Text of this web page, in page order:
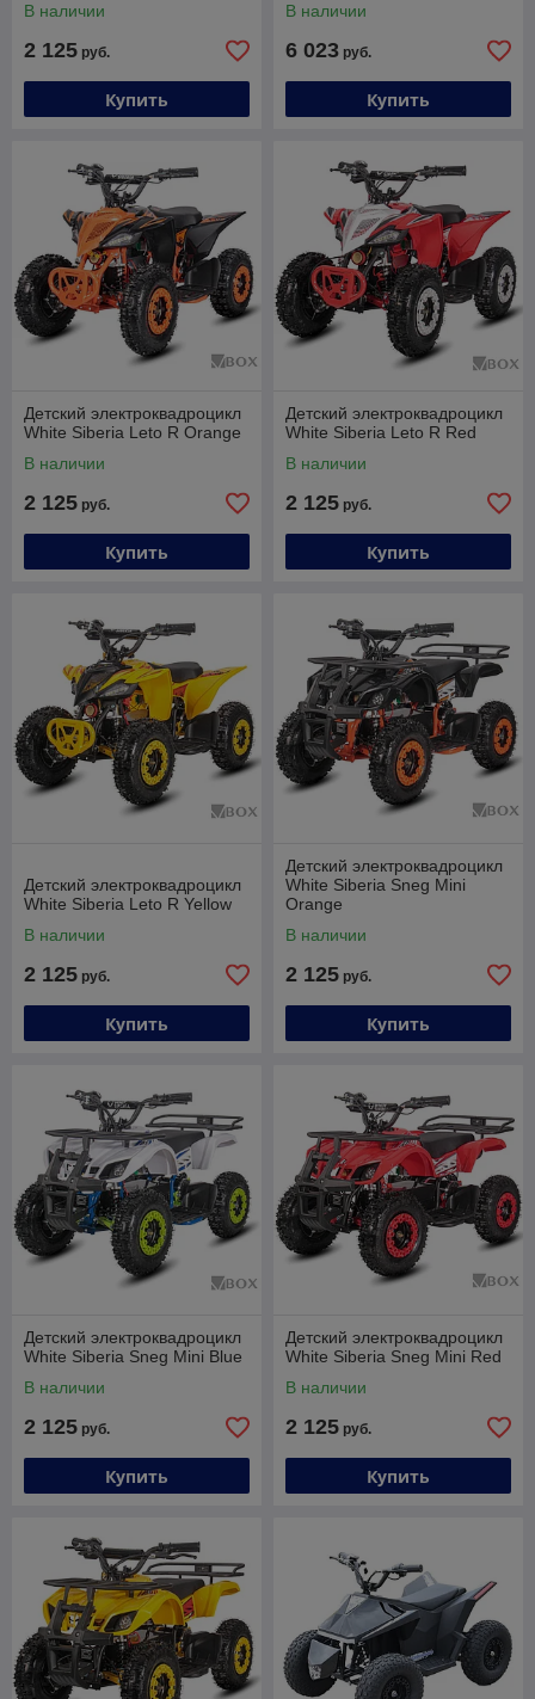
В наличии
2 125 руб.
Купить
В наличии
6 023 руб.
Купить
Детский электроквадроцикл
White Siberia Leto R Orange
В наличии
2 125 руб.
Купить
Детский электроквадроцикл
White Siberia Leto R Red
В наличии
2 125 руб.
Купить
Детский электроквадроцикл
White Siberia Leto R Yellow
В наличии
2 125 руб.
Купить
Детский электроквадроцикл
White Siberia Sneg Mini
Orange
В наличии
2 125 руб.
Купить
Детский электроквадроцикл
White Siberia Sneg Mini Blue
В наличии
2 125 руб.
Купить
Детский электроквадроцикл
White Siberia Sneg Mini Red
В наличии
2 125 руб.
Купить